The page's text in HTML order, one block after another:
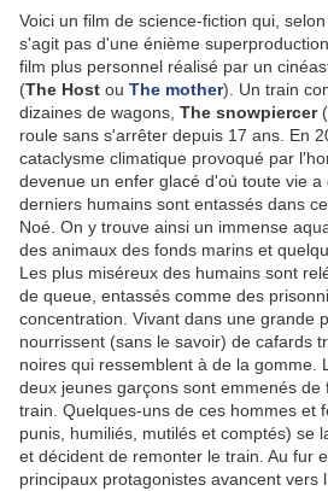
Voici un film de science-fiction qui,
s'agit pas d'une énième
film plus personnel réalisé par un
(The Host ou The mother). Un train
dizaines de wagons, The snowpiercer
roule sans s'arrêter depuis 17 ans. En
cataclysme climatique provoqué par
devenue un enfer glacé d'où toute vie
derniers humains sont entassés dans
Noé. On y trouve ainsi un immense
des animaux des fonds marins et
Les plus miséreux des humains sont
de queue, entassés comme des
concentration. Vivant dans une grande
nourrissent (sans le savoir) de cafards
noires qui ressemblent à de la gomme.
deux jeunes garçons sont emmenés de
train. Quelques-uns de ces hommes et
punis, humiliés, mutilés et comptés) se
et décident de remonter le train. Au fur
principaux protagonistes avancent vers